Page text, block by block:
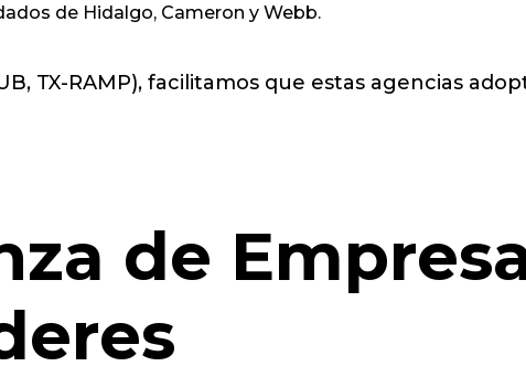
de Hidalgo, Cameron y Webb.
TX-RAMP), facilitamos que estas agencias
de